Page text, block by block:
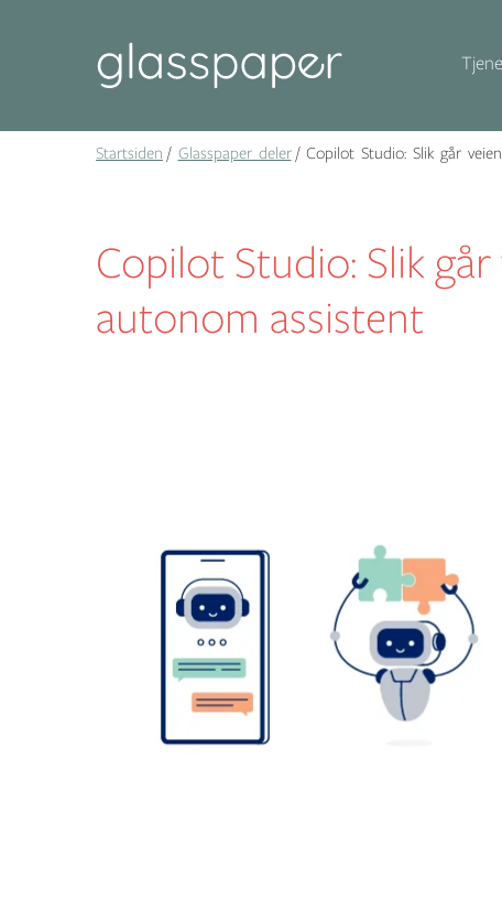
Startsiden Glasspaper deler Copilot Studio: Slik går
Copilot Studio: Slik
autonom assistent